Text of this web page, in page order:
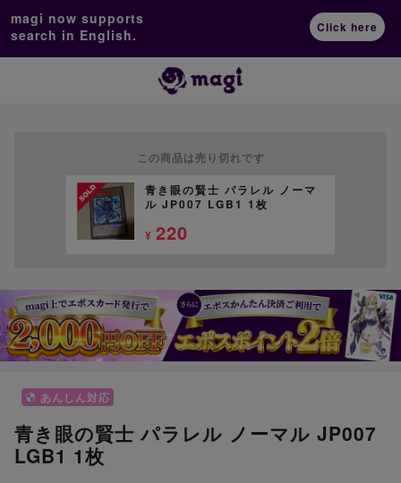
magi now supports
search in English.
Click here
この商品は売り切れです
青き眼の賢士 パラレル ノーマ
ル JP007 LGB1 1枚
¥ 220
あんしん対応
青き眼の賢士 パラレル ノーマル JP007
LGB1 1枚